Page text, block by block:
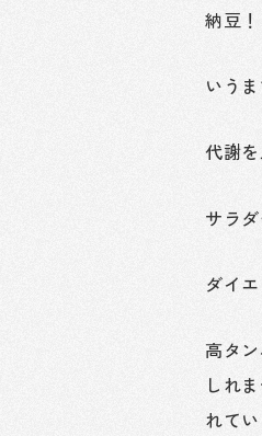
納豆！
いう
代謝
サラ
ダイ
高タ
しれ
れてい